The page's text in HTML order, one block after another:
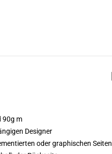
90g m
Designer
oder graphischen Seiten